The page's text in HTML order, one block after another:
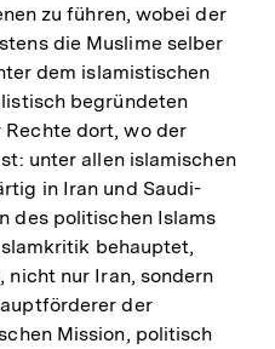
zu führen, wobei der
die Muslime selber
dem islamistischen
begründeten
Rechte dort, wo der
unter allen islamischen
in Iran und Saudi-
des politischen Islams
behauptet,
nicht nur Iran, sondern
der
Mission, politisch